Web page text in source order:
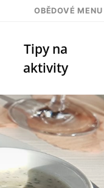
OBĚDOVÉ MENU
Tipy na
aktivity